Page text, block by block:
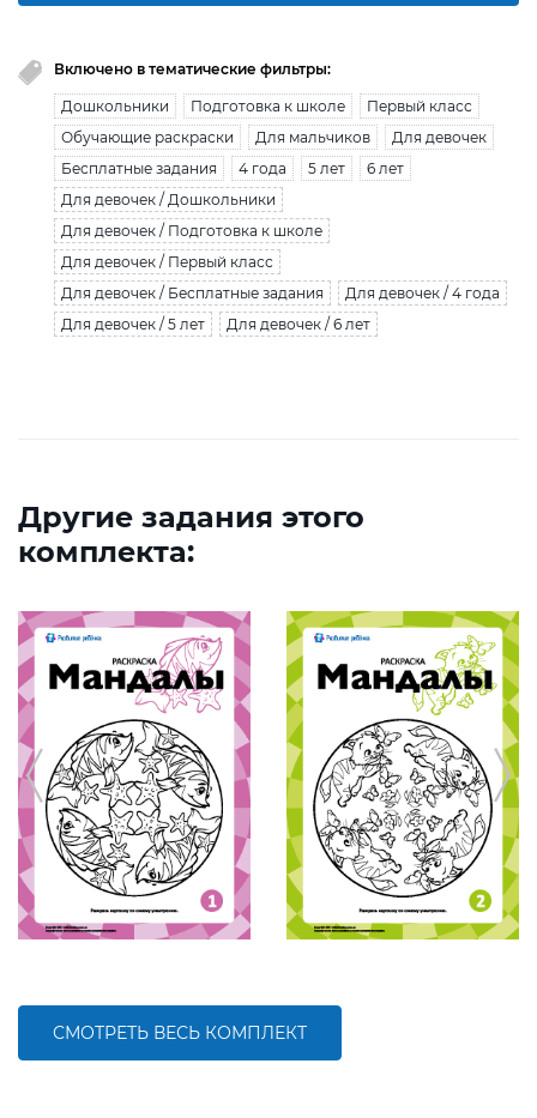
Включено в тематические фильтры:
Дошкольники Подготовка к школе
Первый класс
Обучающие раскраски
Для мальчиков
Для девочек
Бесплатные задания
4 года 5 лет
6 лет
Для девочек / Дошкольники
Для девочек / Подготовка к школе
Для девочек / Первый класс
Для девочек / Бесплатные задания
Для девочек / 4 года
Для девочек / 5 лет
Для девочек / 6 лет
Другие задания этого
комплекта:
СМОТРЕТЬ ВЕСЬ КОМПЛЕКТ